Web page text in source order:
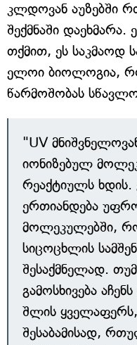
კლდოვან აუზებში
შექმნაში დაეხმარა.
თქმით, ეს საკმაოდ
ელოი ბიოლოგია,
წარმოშობას
"UV
იონიზებულ
რეაქტიულს
ერთიანდება
მოლეკულებში,
სიცოცხლის
შესაქმნელად.
გამოსხივება
შლის ყველაფერს,
შესაბამისად,